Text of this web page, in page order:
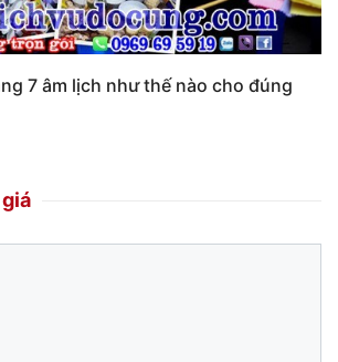
7 âm lịch như thế nào cho đúng